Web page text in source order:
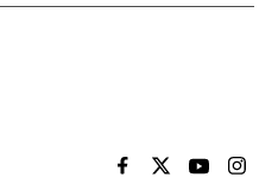
EL PAÍS BRASIL EN
EL PAÍSEL PAÍS
EL